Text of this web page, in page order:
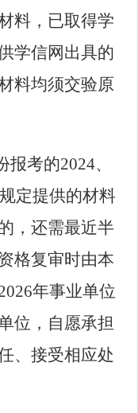
料，已取得学
学信网出具的
料均须交验原
报考的2024、
规定提供的材料
， 还需最近半
格复审时由本
6年事业单位
位 ，自愿承担
、接受相应处